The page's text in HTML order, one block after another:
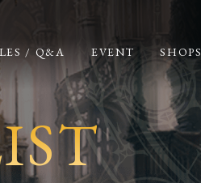
/ Q&A EVENT SHOPS